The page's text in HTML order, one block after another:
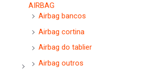
AIRBAG
Airbag bancos
Airbag cortina
Airbag do tablier
Airbag outros